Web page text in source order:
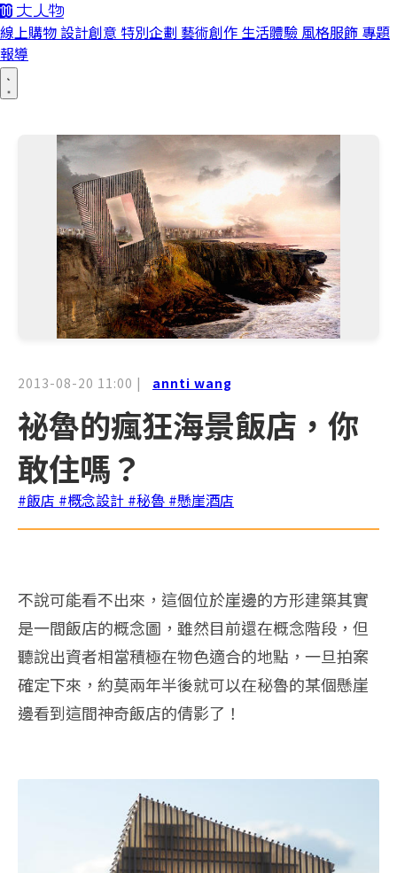
線上購物 設計創意 特別企劃 藝術創作 生活體驗 風格服飾 專題
報導
2013-08-20 11:00 | annti wang
祕魯的瘋狂海景飯店，你
敢住嗎？
#飯店 #概念設計 #秘魯 #懸崖酒店
不說可能看不出來，這個位於崖邊的方形建築其實
是一間飯店的概念圖，雖然目前還在概念階段，但
聽說出資者相當積極在物色適合的地點，一旦拍案
確定下來，約莫兩年半後就可以在秘魯的某個懸崖
邊看到這間神奇飯店的倩影了！